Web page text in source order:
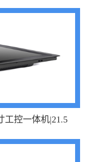
工控一体机|21.5